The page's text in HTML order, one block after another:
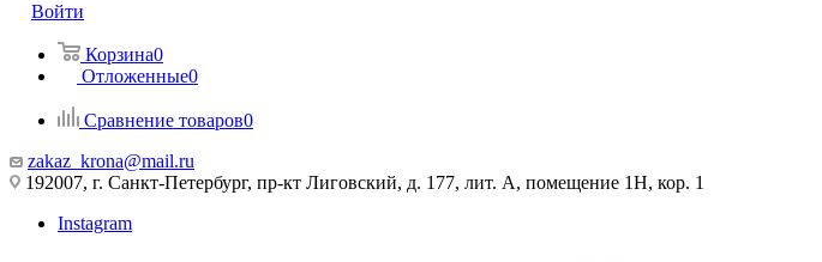
Войти
Корзина0
Отложенные0
Сравнение товаров0
zakaz_krona@mail.ru
192007, г. Санкт-Петербург, пр-кт Лиговский, д. 177, лит. А, помещение 1Н, кор. 1
Instagram